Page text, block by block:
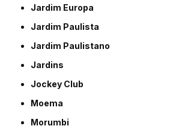
Jardim Europa
Jardim Paulista
Jardim Paulistano
Jardins
Jockey Club
Moema
Morumbi